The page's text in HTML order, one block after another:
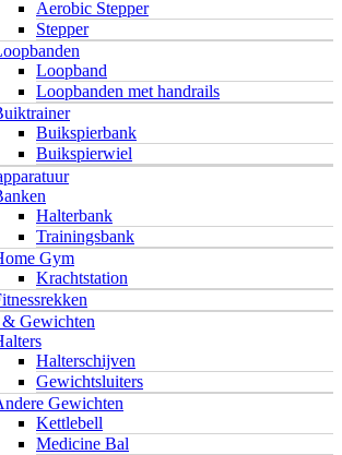
Aerobic Stepper
Stepper
Loopband
Loopbanden met handrails
Buikspierbank
Buikspierwiel
Halterbank
Trainingsbank
Gym
Krachtstation
Gewichten
Halterschijven
Gewichtsluiters
Gewichten
Kettlebell
Medicine Bal